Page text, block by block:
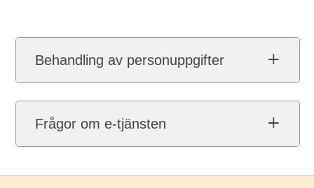
Behandling av personuppgifter
Frågor om e-tjänsten